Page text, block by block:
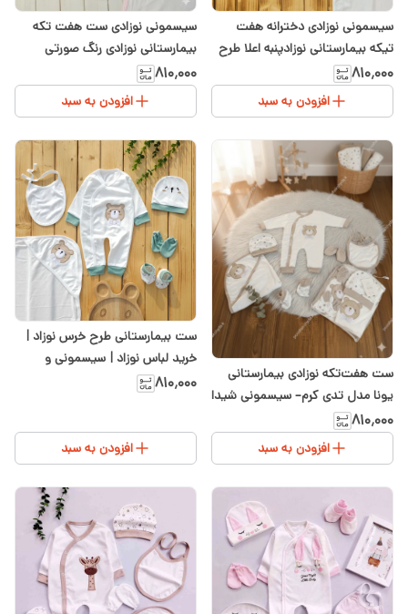
سیسمونی نوزادی دخترانه هفت
تیکه بیمارستانی نوزادپنبه اعلا طرح
خرگوش
۸۱۰٬۰۰۰
افزودن به سبد
سیسمونی نوزادی ست هفت تکه
بیمارستانی نوزادی رنگ صورتی
۸۱۰٬۰۰۰
افزودن به سبد
ست هفت‌تکه نوزادی بیمارستانی
یونا مدل تدی کرم– سیسمونی شیدا
۸۱۰٬۰۰۰
افزودن به سبد
ست بیمارستانی طرح خرس نوزاد |
خرید لباس نوزاد | سیسمونی و
پوشاک بچگانه شیدا
۸۱۰٬۰۰۰
افزودن به سبد